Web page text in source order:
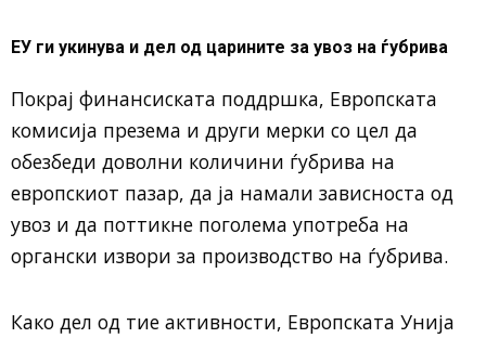
ЕУ ги укинува и дел од царините за увоз на ѓубрива
Покрај финансиската поддршка, Европската
комисија презема и други мерки со цел да
обезбеди доволни количини ѓубрива на
европскиот пазар, да ја намали зависноста од
увоз и да поттикне поголема употреба на
органски извори за производство на ѓубрива.
Како дел од тие активности, Европската Унија